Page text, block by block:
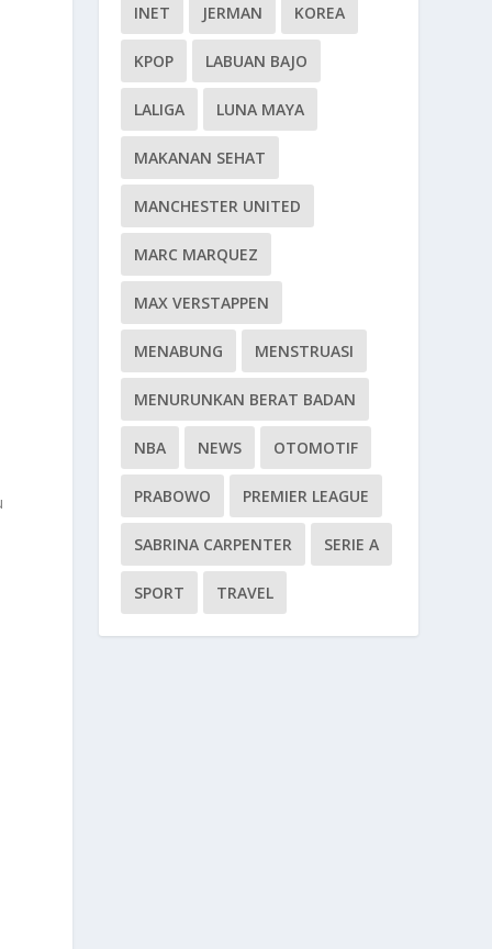
INET JERMAN KOREA
KPOP LABUAN BAJO
LALIGA LUNA MAYA
MAKANAN SEHAT
MANCHESTER UNITED
MARC MARQUEZ
MAX VERSTAPPEN
MENABUNG MENSTRUASI
MENURUNKAN BERAT BADAN
NBA NEWS OTOMOTIF
PRABOWO PREMIER LEAGUE
SABRINA CARPENTER SERIE A
SPORT TRAVEL